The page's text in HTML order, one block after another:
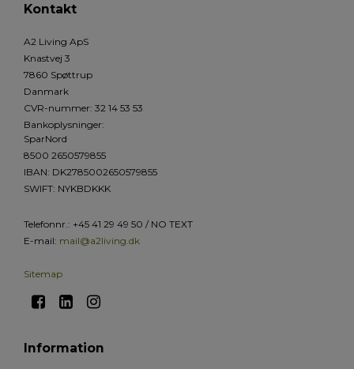
Kontakt
A2 Living ApS
Knastvej 3
7860 Spøttrup
Danmark
CVR-nummer: 32 14 53 53
Bankoplysninger:
SparNord
8500 2650579855
IBAN: DK2785002650579855
SWIFT: NYKBDKKK
Telefonnr. : +45 41 29 49 50 / NO TEXT
E-mail: mail@a2living.dk
Sitemap
Information